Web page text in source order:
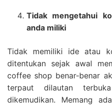
Tidak mengetahui
anda miliki
Tidak memiliki ide atau
ditentukan sejak awal
coffee shop benar-benar
terpaut dilautan
dikemudikan. Memang